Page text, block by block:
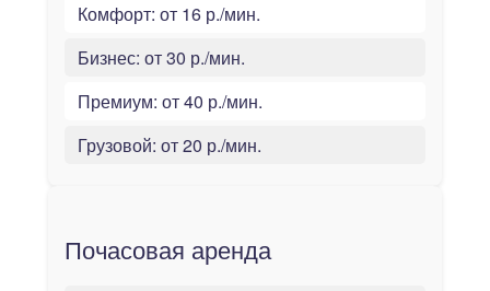
Комфорт: от 16 р./мин.
Бизнес: от 30 р./мин.
Премиум: от 40 р./мин.
Грузовой: от 20 р./мин.
Почасовая аренда